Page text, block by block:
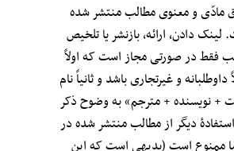
مادّی و معنوی مطالب منتشر شده
دادن، ارائه، بازنشر یا تلخیص
فقط در صورتی مجاز است که اولاً
و غیرتجاری باشد و ثانیاً نام
+ نویسنده + مترجم» به وضوح ذکر
دیگر از مطالب منتشر شده در
ممنوع است (بدیهی است که این